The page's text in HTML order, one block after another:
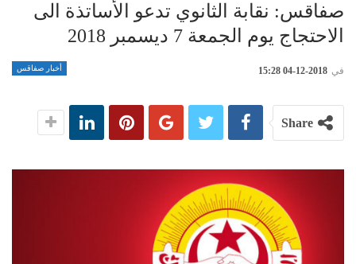
صفاقس: نقابة الثانوي تدعو الأساتذة الى
الاحتجاج يوم الجمعة 7 ديسمبر 2018
أخبار صفاقس في 2018-12-04 15:28
Share